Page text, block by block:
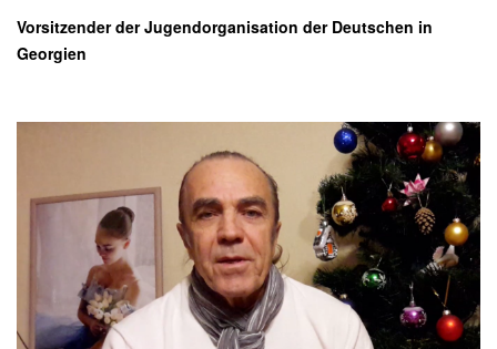
Vorsitzender der Jugendorganisation der Deutschen in
Georgien